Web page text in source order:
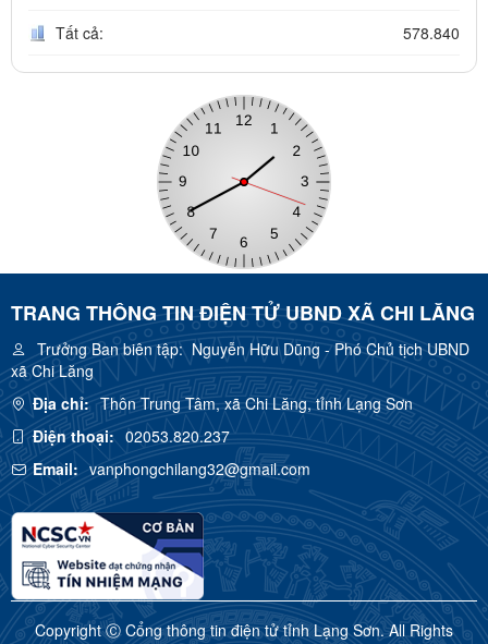
Tất cả: 578.840
TRANG THÔNG TIN ĐIỆN TỬ UBND XÃ CHI LĂNG
Trưởng Ban biên tập:Nguyễn Hữu Dũng - Phó Chủ tịch UBND
xã Chi Lăng
Địa chỉ: Thôn Trung Tâm, xã Chi Lăng, tỉnh Lạng Sơn
Điện thoại: 02053.820.237
Email: vanphongchilang32@gmail.com
Copyright Ⓒ Cổng thông tin điện tử tỉnh Lạng Sơn. All Rights